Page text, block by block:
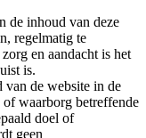
de inhoud van deze
regelmatig te
en aandacht is het
is.
van de website in de
waarborg betreffende
doel of
geen